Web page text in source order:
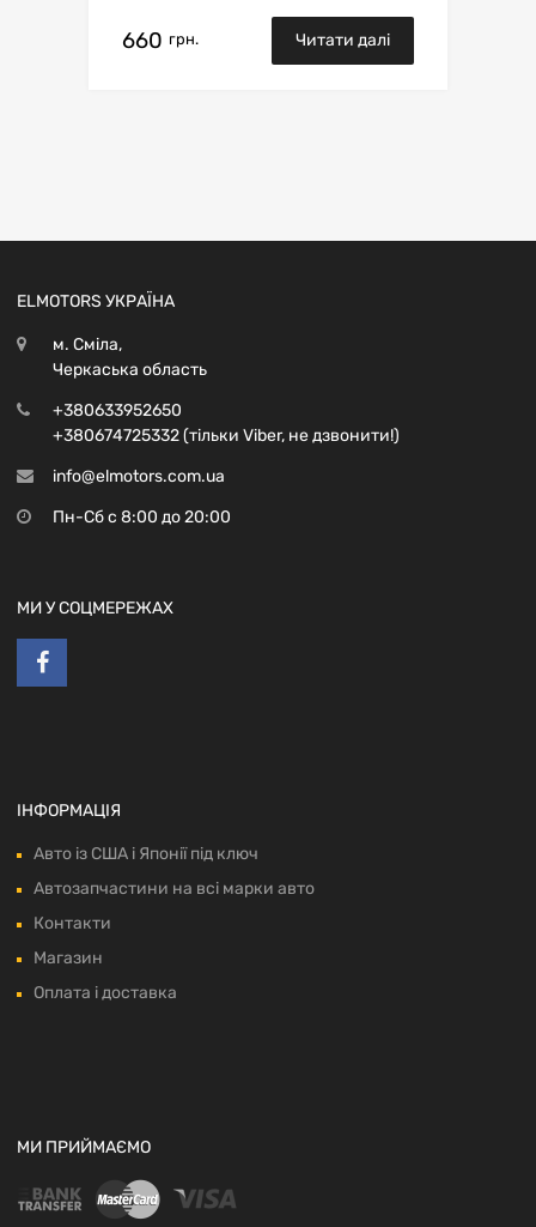
660 грн. Читати далі
ELMOTORS УКРАЇНА
м. Сміла,
Черкаська область
+380633952650
+380674725332 (тільки Viber, не дзвонити!)
info@elmotors.com.ua
Пн-Сб с 8:00 до 20:00
МИ У СОЦМЕРЕЖАХ
ІНФОРМАЦІЯ
Авто із США і Японії під ключ
Автозапчастини на всі марки авто
Контакти
Магазин
Оплата і доставка
МИ ПРИЙМАЄМО